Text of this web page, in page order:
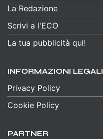
La Redazione
Scrivi a l'ECO
La tua pubblicità qui!
INFORMAZIONI LEGALI
Privacy Policy
Cookie Policy
PARTNER